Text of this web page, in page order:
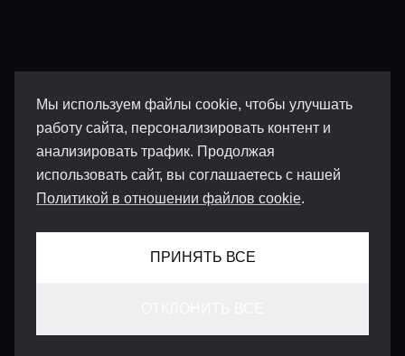
Мы используем файлы cookie, чтобы улучшать
работу сайта, персонализировать контент и
анализировать трафик. Продолжая
использовать сайт, вы соглашаетесь с нашей
Политикой в отношении файлов cookie.
ПРИНЯТЬ ВСЕ